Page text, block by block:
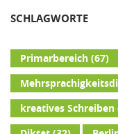
SCHLAGWORTE
Primarbereich(67)
kreatives Schreiben